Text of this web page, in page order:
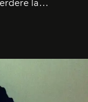
la
così